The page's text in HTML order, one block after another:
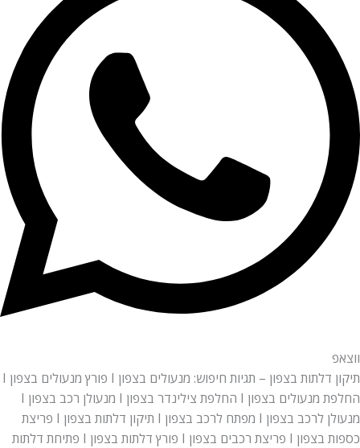
ווצאפ
תיקון דלתות בצפון – תגיות חיפוש: מנעולים בצפון I פורץ מנעולים בצפון I
החלפת מנעולים בצפון I החלפת צילינדר בצפון I מנעולן רכב בצפון I
מנעולן לרכב בצפון I מפתח לרכב בצפון I תיקון דלתות בצפון I פריצת
כספות בצפון I פריצת רכבים בצפון I פורץ דלתות בצפון I פתיחת דלתות